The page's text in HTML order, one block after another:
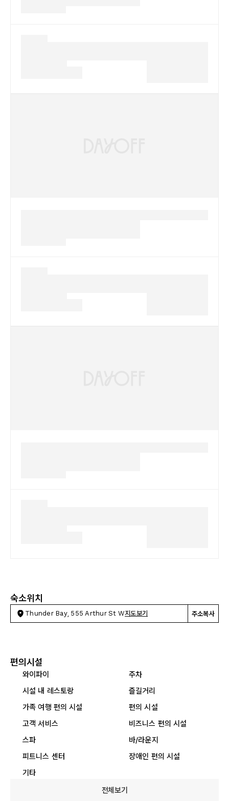
숙소위치
Thunder Bay, 555 Arthur St W지도보기 주소복사
편의시설
와이파이
주차
시설 내 레스토랑
즐길거리
가족 여행 편의 시설
편의 시설
고객 서비스
비즈니스 편의 시설
스파
바/라운지
피트니스 센터
장애인 편의 시설
기타
전체보기